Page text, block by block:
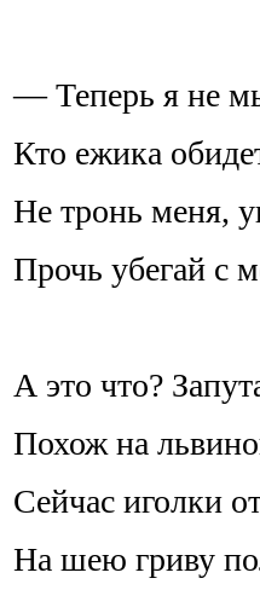
— Теперь я не
Кто ежика
Не тронь меня,
Прочь убегай с
А это что?
Похож на
Сейчас иголки
На шею гриву